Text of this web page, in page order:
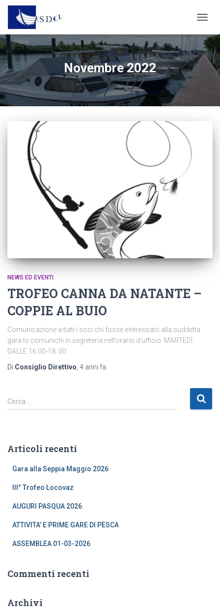
Novembre 2022
NEWS ED EVENTI
TROFEO CANNA DA NATANTE –
COPPIE AL BUIO
Comunicazione a tutti i soci chi fosse interessato alla suddetta
gara lo comunichi in segreteria nell’orario d’ufficio MARTEDÌ
DALLE 16:00-18: 00
Di Consiglio Direttivo 4 anni fa
R
i
c
Cerca …
Articoli recenti
Gara alla Seppia Maggio 2026
III° Trofeo Locovaz
AUGURI PASQUA 2026
ATTIVITA’ E PRIME GARE DI PESCA
ASSEMBLEA 01-03-2026
Commenti recenti
Archivi